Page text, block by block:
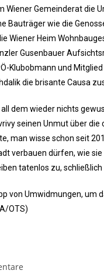
Gemeinderat die
Bauträger wie die
Wiener Heim
Gusenbauer
Klubobmann und
die brisante Causa
dem wieder nichts
seinen Unmut über
man wisse schon seit
verbauen dürfen, wie
tatenlos zu,
von Umwidmungen, um
OTS)